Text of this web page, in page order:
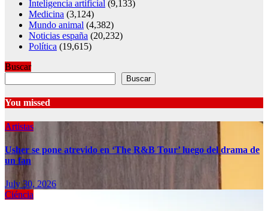
Inteligencia artificial (9,133)
Medicina (3,124)
Mundo animal (4,382)
Noticias españa (20,232)
Política (19,615)
Buscar
Buscar
You missed
Artistas
Usher se pone atrevido en ‘The R&B Tour’ luego del drama de
un fan
July 30, 2026
Ciéncia